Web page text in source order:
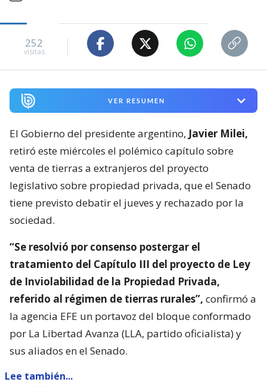
252
visitas
VER RESUMEN
El Gobierno del presidente argentino, Javier Milei,
retiró este miércoles el polémico capítulo sobre
venta de tierras a extranjeros del proyecto
legislativo sobre propiedad privada, que el Senado
tiene previsto debatir el jueves y rechazado por la
sociedad.
“Se resolvió por consenso postergar el
tratamiento del Capítulo III del proyecto de Ley
de Inviolabilidad de la Propiedad Privada,
referido al régimen de tierras rurales”, confirmó a
la agencia EFE un portavoz del bloque conformado
por La Libertad Avanza (LLA, partido oficialista) y
sus aliados en el Senado.
Lee también...